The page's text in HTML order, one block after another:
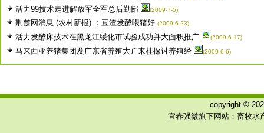
活力99技术走进解放军全军总后勤部 (2009-7-5)
荆楚网消息 (农村新报) ：豆渣发酵喂猪好 (2009-6-23)
活力发酵床技术在黑龙江绥化市试验成功并大面积推广 (2009-6-17)
马来西亚养猪集团及广东省养殖大户来桂探讨养殖经 (2009-6-6)
copyright ©
宜春强微旗下网站：畜牧水